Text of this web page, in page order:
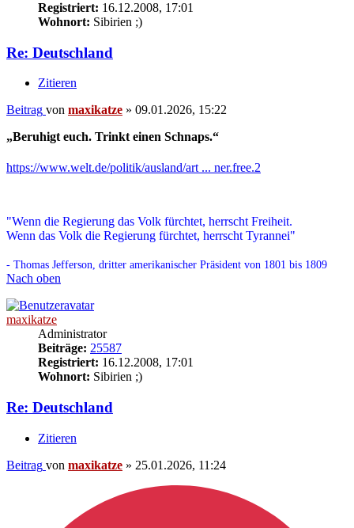
Registriert: 16.12.2008, 17:01
Wohnort: Sibirien ;)
Re: Deutschland
Zitieren
Beitrag von maxikatze » 09.01.2026, 15:22
„Beruhigt euch. Trinkt einen Schnaps.“
https://www.welt.de/politik/ausland/art ... ner.free.2
"Wenn die Regierung das Volk fürchtet, herrscht Freiheit.
Wenn das Volk die Regierung fürchtet, herrscht Tyrannei"
- Thomas Jefferson, dritter amerikanischer Präsident von 1801 bis 1809
Nach oben
maxikatze
Administrator
Beiträge: 25587
Registriert: 16.12.2008, 17:01
Wohnort: Sibirien ;)
Re: Deutschland
Zitieren
Beitrag von maxikatze » 25.01.2026, 11:24